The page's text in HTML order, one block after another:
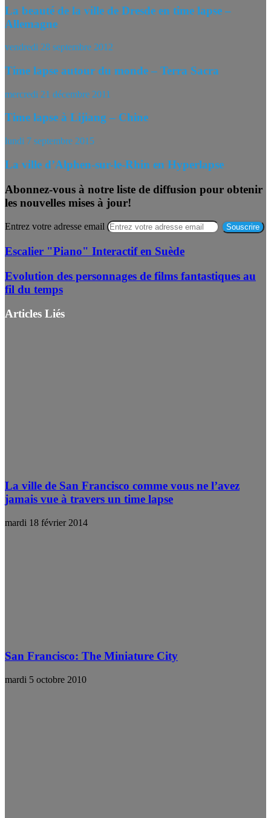
La beauté de la ville de Dresde en time lapse –
Allemagne
vendredi 28 septembre 2012
Time lapse autour du monde – Terra Sacra
mercredi 21 décembre 2011
Time lapse à Lijiang – Chine
lundi 7 septembre 2015
La ville d’Alphen-sur-le-Rhin en Hyperlapse
Abonnez-vous à notre liste de diffusion pour obtenir
les nouvelles mises à jour!
Entrez votre adresse email
Escalier "Piano" Interactif en Suède
Evolution des personnages de films fantastiques au
fil du temps
Articles Liés
La ville de San Francisco comme vous ne l’avez
jamais vue à travers un time lapse
mardi 18 février 2014
San Francisco: The Miniature City
mardi 5 octobre 2010